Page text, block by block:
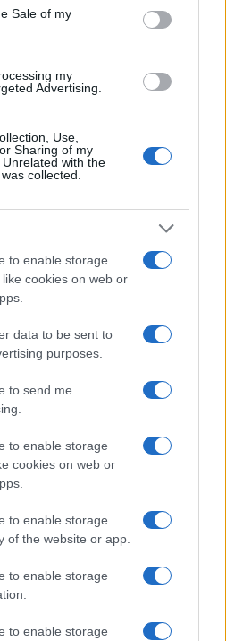
Sale of my
my
Advertising.
Use,
Sharing of my
with the
collected.
to enable storage
cookies on web or
data to be sent to
purposes.
to send me
to enable storage
cookies on web or
to enable storage
of the website or app.
to enable storage
to enable storage
e passione per le terre